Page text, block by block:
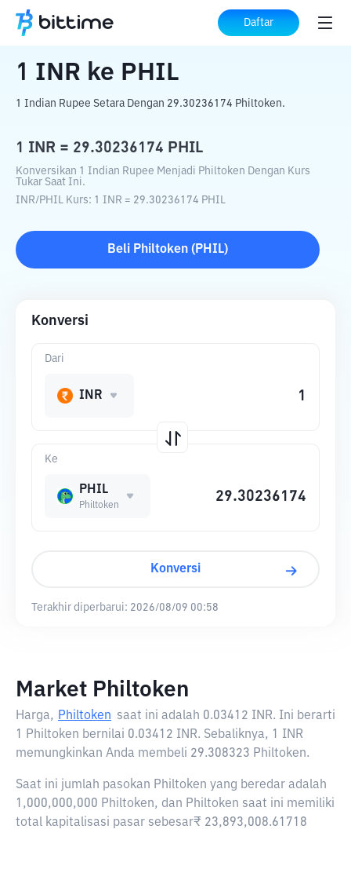
Daftar
Beranda Konverter Kripto ke PHIL
1 INR ke PHIL
1 Indian Rupee Setara Dengan 29.30236174 Philtoken.
1 INR = 29.30236174 PHIL
Konversikan 1 Indian Rupee Menjadi Philtoken Dengan Kurs
Tukar Saat Ini.
INR/PHIL Kurs: 1 INR = 29.30236174 PHIL
Beli Philtoken ( PHIL)
Konversi
Ke
PHIL
Philtoken
Dari
INR
Konversi
Terakhir diperbarui: 2026/08/09 00:58
Market Philtoken
Harga, Philtoken saat ini adalah 0.03412 INR. Ini berarti
1 Philtoken bernilai 0.03412 INR. Sebaliknya, 1 INR
memungkinkan Anda membeli 29.308323 Philtoken.
Saat ini jumlah pasokan Philtoken yang beredar adalah
1,000,000,000 Philtoken, dan Philtoken saat ini memiliki
total kapitalisasi pasar sebesar₹ 23,893,008.61718